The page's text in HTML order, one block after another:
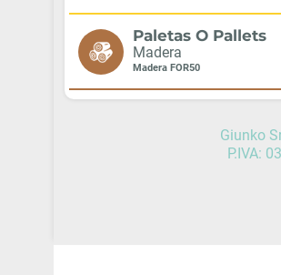
Paletas O Pallets
Madera
Madera FOR50
Giunko
P.IVA: